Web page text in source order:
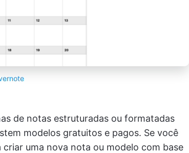
de notas estruturadas ou formatadas
modelos gratuitos e pagos. Se você
criar uma nova nota ou modelo com base